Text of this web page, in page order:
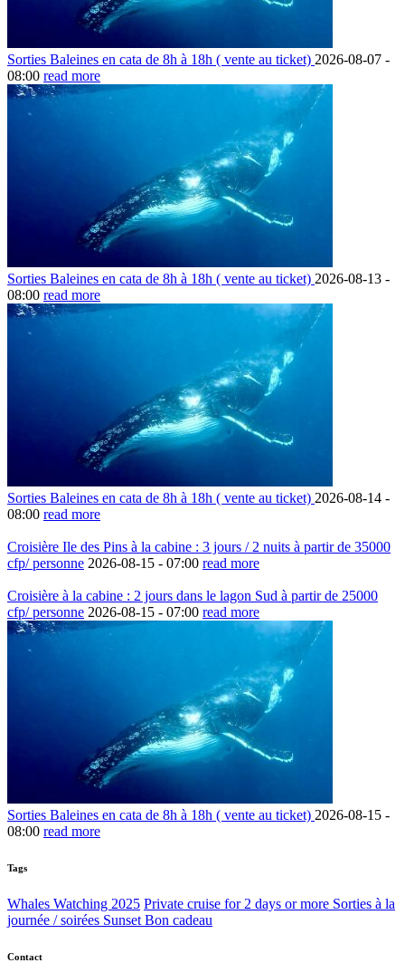
Sorties Baleines en cata de 8h à 18h ( vente au ticket) 2026-08-07 -
08:00 read more
Sorties Baleines en cata de 8h à 18h ( vente au ticket) 2026-08-13 -
08:00 read more
Sorties Baleines en cata de 8h à 18h ( vente au ticket) 2026-08-14 -
08:00 read more
Croisière Ile des Pins à la cabine : 3 jours / 2 nuits à partir de 35000
cfp/ personne 2026-08-15 - 07:00 read more
Croisière à la cabine : 2 jours dans le lagon Sud à partir de 25000
cfp/ personne 2026-08-15 - 07:00 read more
Sorties Baleines en cata de 8h à 18h ( vente au ticket) 2026-08-15 -
08:00 read more
Tags
Whales Watching 2025 Private cruise for 2 days or more Sorties à la
journée / soirées Sunset Bon cadeau
Contact